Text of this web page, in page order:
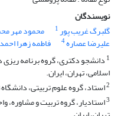
نویسندگان
گلبرگ غریب پور1 محمود مهر
علیرضا عصاره4 فاطمه زهرا
1دانشجو دکتری، گروه برنامه
اسلامی، تهران، ایران.
2استاد، گروه علوم تربیتی،
3استادیار، گروه تربیت و مشاوره،